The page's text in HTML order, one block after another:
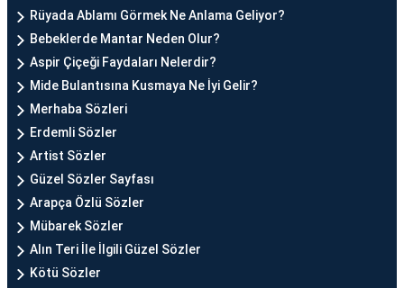
Rüyada Ablamı Görmek Ne Anlama Geliyor?
Bebeklerde Mantar Neden Olur?
Aspir Çiçeği Faydaları Nelerdir?
Mide Bulantısına Kusmaya Ne İyi Gelir?
Merhaba Sözleri
Erdemli Sözler
Artist Sözler
Güzel Sözler Sayfası
Arapça Özlü Sözler
Mübarek Sözler
Alın Teri İle İlgili Güzel Sözler
Kötü Sözler